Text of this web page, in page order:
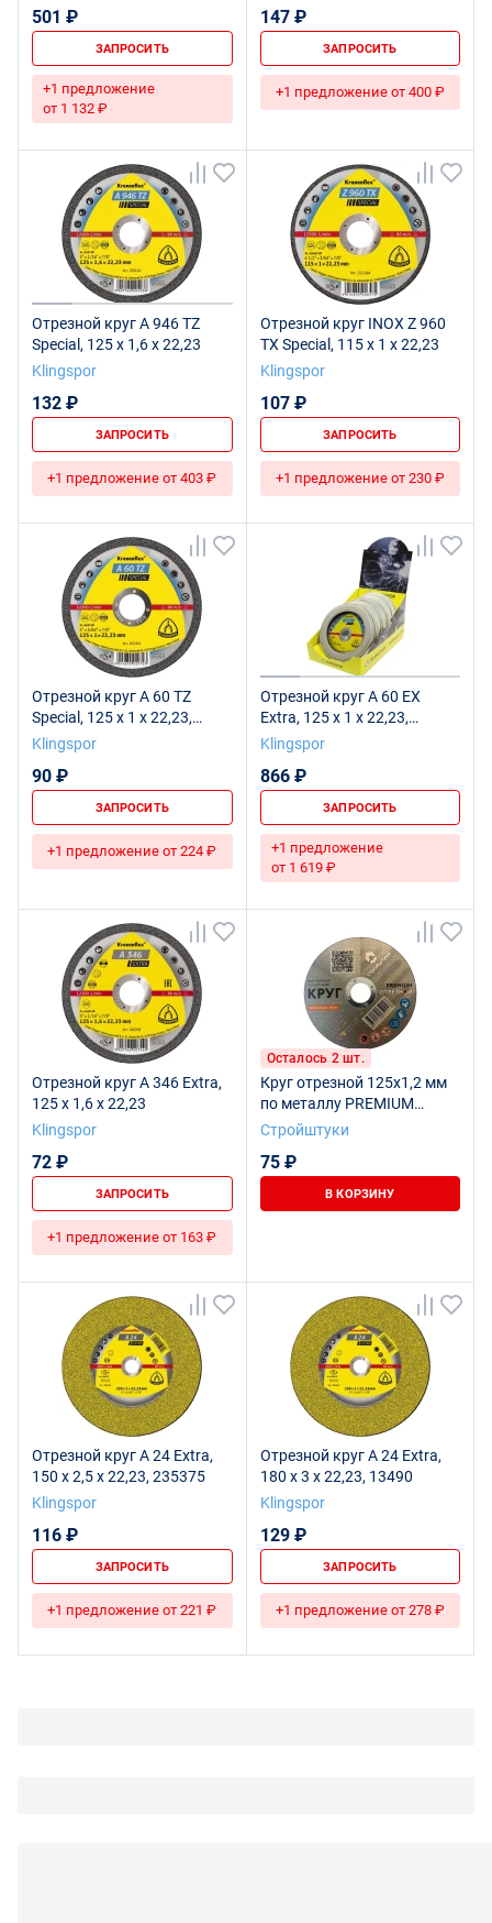
501 ₽
ЗАПРОСИТЬ
+1 предложение
от 1 132 ₽
147 ₽
ЗАПРОСИТЬ
+1 предложение от 400 ₽
Отрезной круг A 946 TZ
Special, 125 x 1,6 x 22,23
Klingspor
132 ₽
ЗАПРОСИТЬ
+1 предложение от 403 ₽
Отрезной круг INOX Z 960
TX Special, 115 x 1 x 22,23
Klingspor
107 ₽
ЗАПРОСИТЬ
+1 предложение от 230 ₽
Отрезной круг A 60 TZ
Special, 125 x 1 x 22,23,
202401
Klingspor
90 ₽
ЗАПРОСИТЬ
+1 предложение от 224 ₽
Отрезной круг A 60 EX
Extra, 125 x 1 x 22,23,
312031
Klingspor
866 ₽
ЗАПРОСИТЬ
+1 предложение
от 1 619 ₽
Отрезной круг A 346 Extra,
125 x 1,6 x 22,23
Klingspor
72 ₽
ЗАПРОСИТЬ
+1 предложение от 163 ₽
Осталось 2 шт.
Круг отрезной 125х1,2 мм
по металлу PREMIUM
Стройштуки
Стройштуки
75 ₽
В КОРЗИНУ
Отрезной круг A 24 Extra,
150 x 2,5 x 22,23, 235375
Klingspor
116 ₽
ЗАПРОСИТЬ
+1 предложение от 221 ₽
Отрезной круг A 24 Extra,
180 x 3 x 22,23, 13490
Klingspor
129 ₽
ЗАПРОСИТЬ
+1 предложение от 278 ₽